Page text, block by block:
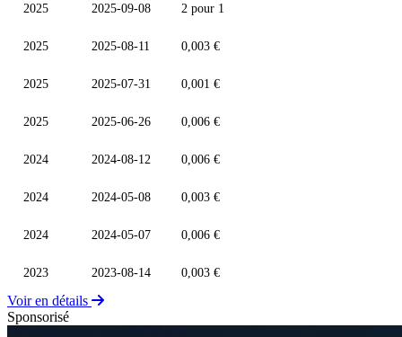
2025 2025-09-08 2 pour 1
2025 2025-08-11 0,003 €
2025 2025-07-31 0,001 €
2025 2025-06-26 0,006 €
2024 2024-08-12 0,006 €
2024 2024-05-08 0,003 €
2024 2024-05-07 0,006 €
2023 2023-08-14 0,003 €
Voir en détails
Sponsorisé